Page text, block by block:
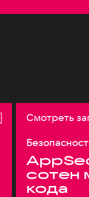
Смотреть
сотен
кода